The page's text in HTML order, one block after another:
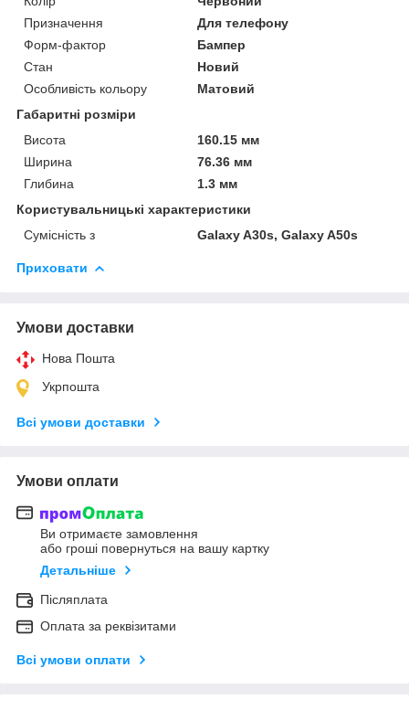
Призначення
Для телефону
Форм-фактор
Бампер
Стан
Новий
Особливість кольору
Матовий
Габаритні розміри
Висота
160.15 мм
Ширина
76.36 мм
Глибина
1.3 мм
Користувальницькі характеристики
Сумісність з
Galaxy A30s, Galaxy A50s
Приховати
Умови доставки
Нова Пошта
Укрпошта
Всі умови доставки
Умови оплати
Ви отримаєте замовлення
або гроші повернуться на вашу картку
Детальніше
Післяплата
Оплата за реквізитами
Всі умови оплати